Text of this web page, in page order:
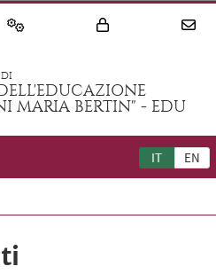
MARIA BERTIN" - EDU
IT EN